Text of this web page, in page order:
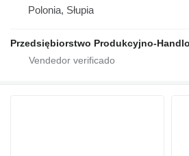
Polonia, Słupia